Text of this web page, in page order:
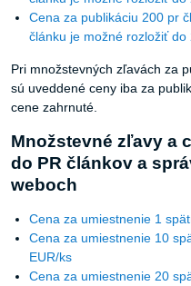
Cena za publikáciu 200 pr
článku je možné rozložiť do
Pri množstevných zľavách za
sú uveddené ceny iba za
cene zahrnuté.
Množstevné zľavy a
do PR článkov a
weboch
Cena za umiestnenie 1
Cena za umiestnenie 10
EUR/ks
Cena za umiestnenie 20